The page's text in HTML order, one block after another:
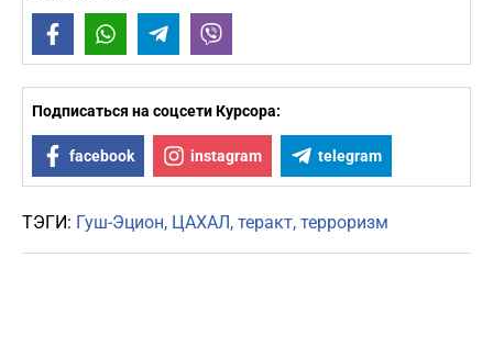
FacebookWhatsAppTelegram
Подписаться на соцсети Курсора:
facebook instagram telegram
ТЭГИ: Гуш-Эцион ЦАХАЛ теракт терроризм